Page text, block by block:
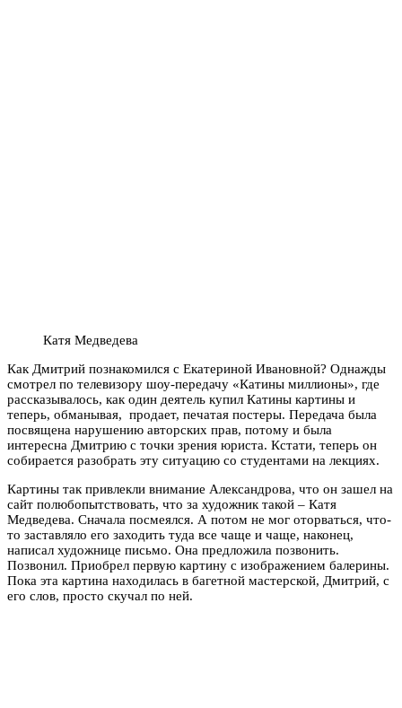
Катя Медведева
Как Дмитрий познакомился с Екатериной Ивановной? Однажды
смотрел по телевизору шоу-передачу «Катины миллионы», где
рассказывалось, как один деятель купил Катины картины и
теперь, обманывая, продает, печатая постеры. Передача была
посвящена нарушению авторских прав, потому и была
интересна Дмитрию с точки зрения юриста. Кстати, теперь он
собирается разобрать эту ситуацию со студентами на лекциях.
Картины так привлекли внимание Александрова, что он зашел на
сайт полюбопытствовать, что за художник такой – Катя
Медведева. Сначала посмеялся. А потом не мог оторваться, что-
то заставляло его заходить туда все чаще и чаще, наконец,
написал художнице письмо. Она предложила позвонить.
Позвонил. Приобрел первую картину с изображением балерины.
Пока эта картина находилась в багетной мастерской, Дмитрий, с
его слов, просто скучал по ней.